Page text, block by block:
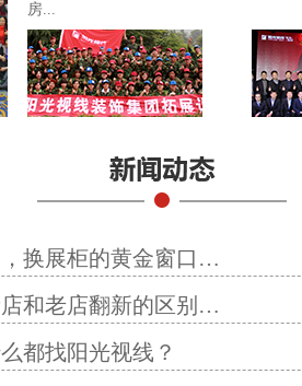
房...
换展柜的黄金窗口…
和老店翻新的区别…
都找阳光视线？